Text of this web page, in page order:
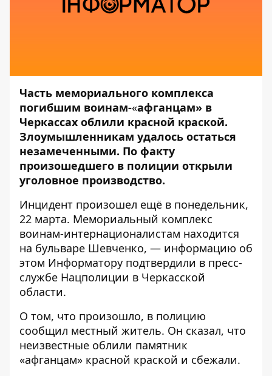
Часть мемориального комплекса
погибшим воинам-«афганцам» в
Черкассах облили красной краской.
Злоумышленникам удалось остаться
незамеченными. По факту
произошедшего в полиции открыли
уголовное производство.
Инцидент произошел ещё в понедельник,
22 марта. Мемориальный комплекс
воинам-интернационалистам находится
на бульваре Шевченко, — информацию об
этом Информатору подтвердили в пресс-
службе Нацполиции в Черкасской
области.
О том, что произошло, в полицию
сообщил местный житель. Он сказал, что
неизвестные облили памятник
«афганцам» красной краской и сбежали.